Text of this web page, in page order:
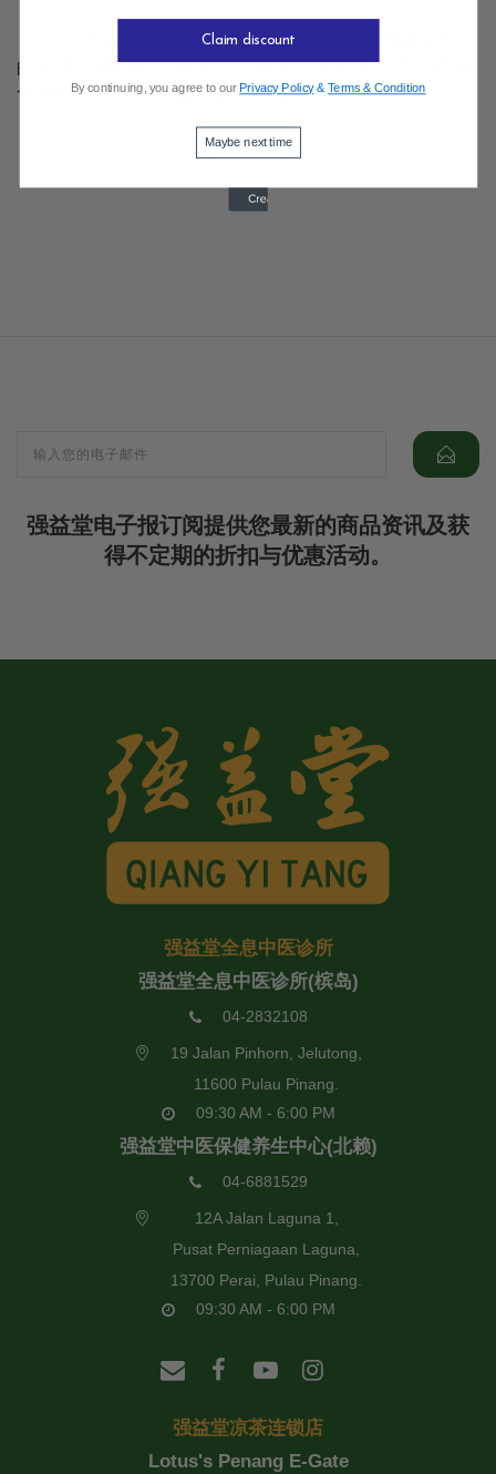
2、不要与白萝卜同时服用，花旗参有温补元气
的作用，而白萝卜则有清热解毒，清凉等作用，两种
食物自相矛盾，从营养的角度来讲不能吃。
强益堂电子报订阅提供您最新的商品资讯及获
得不定期的折扣与优惠活动。
强益堂全息中医诊所
强益堂全息中医诊所(槟岛)
04-2832108
19 Jalan Pinhorn, Jelutong,
11600 Pulau Pinang.
09:30 AM - 6:00 PM
强益堂中医保健养生中心(北赖)
04-6881529
12A Jalan Laguna 1,
Pusat Perniagaan Laguna,
13700 Perai, Pulau Pinang.
09:30 AM - 6:00 PM
强益堂凉茶连锁店
Lotus's Penang E-Gate
Claim discount
By continuing, you agree to our Privacy Policy&Terms & Condition
Maybe next time